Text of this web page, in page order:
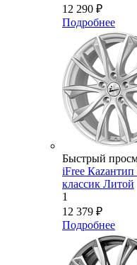
12 290 ₽
Подробнее
Быстрый
iFree
классик Литой
1
12 379 ₽
Подробнее